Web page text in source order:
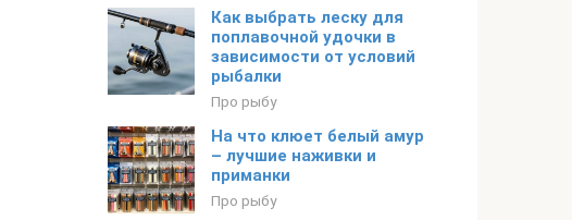
Как выбрать леску для
поплавочной удочки в
зависимости от условий
рыбалки
Про рыбу
На что клюет белый амур
– лучшие наживки и
приманки
Про рыбу